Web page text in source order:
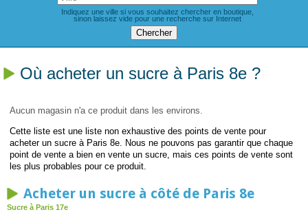
Indiquez une ville si vous souhaitez chercher en boutique,
sinon laissez vide pour une recherche sur Internet
Où acheter un sucre à Paris 8e ?
Aucun magasin n'a ce produit dans les environs.
Cette liste est une liste non exhaustive des points de vente pour
acheter un sucre à Paris 8e. Nous ne pouvons pas garantir que chaque
point de vente a bien en vente un sucre, mais ces points de vente sont
les plus probables pour ce produit.
Acheter un sucre à côté de Paris 8e
Sucre à Paris 17e